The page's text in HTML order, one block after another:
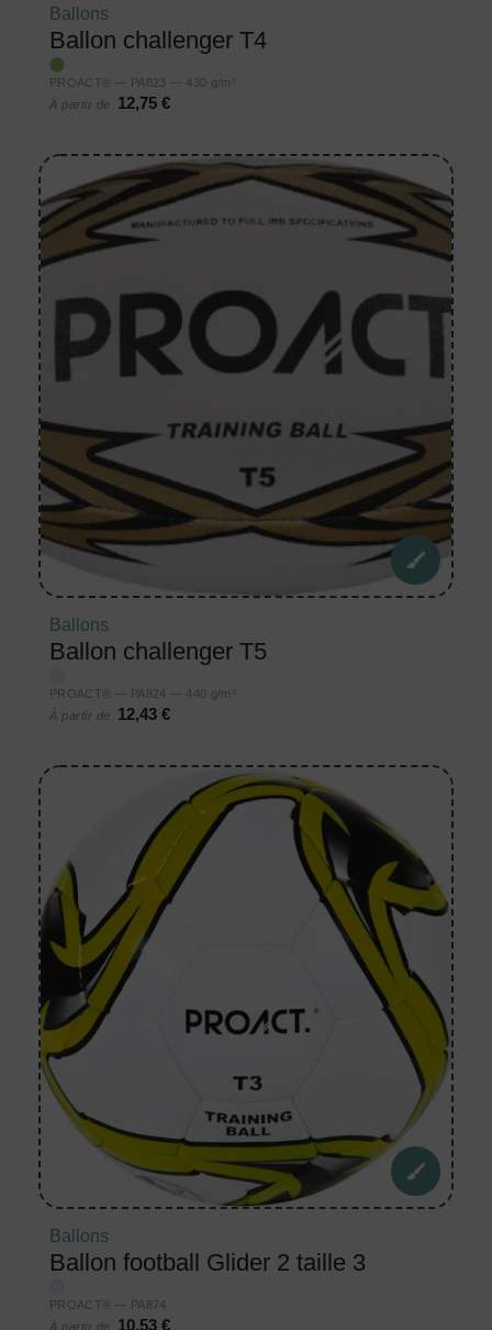
Ballons
Ballon challenger T4
PROACT® — PA823 — 430 g/m²
À partir de
12,75 €
Ballons
Ballon challenger T5
PROACT® — PA824 — 440 g/m²
À partir de
12,43 €
Ballons
Ballon football Glider 2 taille 3
PROACT® — PA874
À partir de
10,53 €